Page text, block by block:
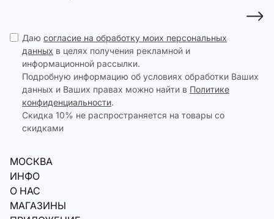
Даю согласие на обработку моих персональных
данных в целях получения рекламной и
информационной рассылки.
Подробную информацию об условиях обработки Ваших
данных и Ваших правах можно найти в Политике
конфиденциальности.
Скидка 10% не распространяется на товары со
скидками
МОСКВА
ИНФО
О НАС
МАГАЗИНЫ